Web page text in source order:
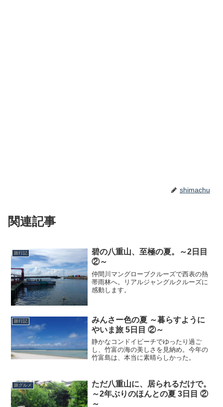
shimachu
関連記事
旅行記
碧の八重山、至極の夏。～2日目
②～
仲間川マングローブクルーズで西表の熱
帯雨林へ。リアルジャングルクルーズに
感動します。
旅行記
みんさー色の夏 ～暮らすように
やいま旅 5日目 ②～
静かなコンドイビーチでゆったり過ご
し、竹富の海の美しさを見納め。今年の
竹富島は、本当に素晴らしかった。
旅グルメ
ただ八重山に、居られるだけで。
～2年ぶりのほんとの夏 3日目 ②
～